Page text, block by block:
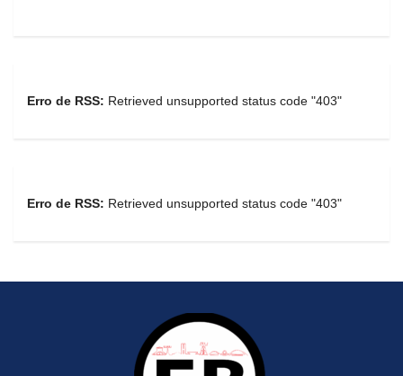
Erro de RSS: Retrieved unsupported status code "403"
Erro de RSS: Retrieved unsupported status code "403"